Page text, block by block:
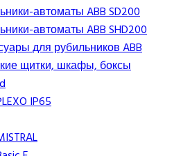
автоматы ABB SD200
автоматы ABB SHD200
для рубильников ABB
щитки, шкафы, боксы
IP65